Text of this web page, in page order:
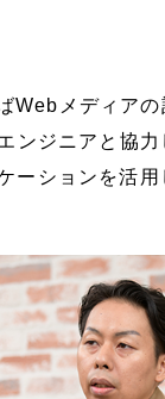
メディアの
ンジニアと協
ーションを活